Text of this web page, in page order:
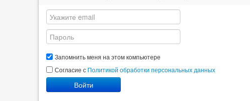
Запомнить меня на этом компьютере
Согласие с Политикой обработки персональных данных
Войти